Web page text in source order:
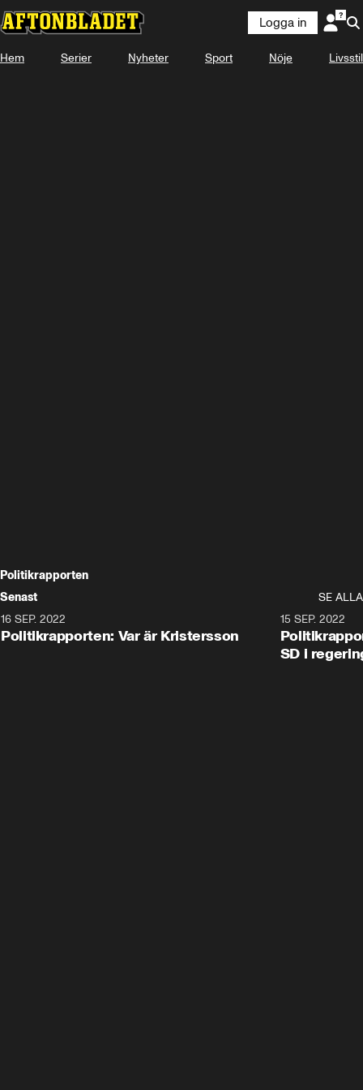
Logga in
Hem Serier Nyheter Sport Nöje Livsstil
Politikrapporten
Senast
SE ALLA
16 SEP. 2022
Politikrapporten: Var är Kristersson
15 SEP. 2022
SD i